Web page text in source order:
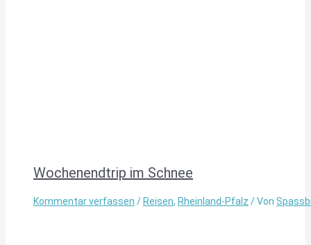
Wochenendtrip im Schnee
Kommentar verfassen / Reisen, Rheinland-Pfalz / Von